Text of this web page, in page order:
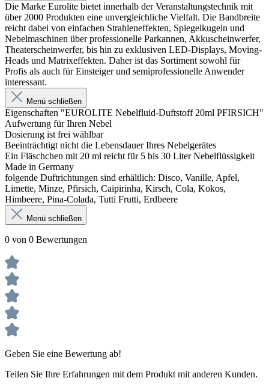
Die Marke Eurolite bietet innerhalb der Veranstaltungstechnik mit
über 2000 Produkten eine unvergleichliche Vielfalt. Die Bandbreite
reicht dabei von einfachen Strahleneffekten, Spiegelkugeln und
Nebelmaschinen über professionelle Parkannen, Akkuscheinwerfer,
Theaterscheinwerfer, bis hin zu exklusiven LED-Displays, Moving-
Heads und Matrixeffekten. Daher ist das Sortiment sowohl für
Profis als auch für Einsteiger und semiprofessionelle Anwender
interessant.
Menü schließen
Eigenschaften "EUROLITE Nebelfluid-Duftstoff 20ml PFIRSICH"
Aufwertung für Ihren Nebel
Dosierung ist frei wählbar
Beeinträchtigt nicht die Lebensdauer Ihres Nebelgerätes
Ein Fläschchen mit 20 ml reicht für 5 bis 30 Liter Nebelflüssigkeit
Made in Germany
folgende Duftrichtungen sind erhältlich: Disco, Vanille, Apfel,
Limette, Minze, Pfirsich, Caipirinha, Kirsch, Cola, Kokos,
Himbeere, Pina-Colada, Tutti Frutti, Erdbeere
Menü schließen
0 von 0 Bewertungen
Geben Sie eine Bewertung ab!
Teilen Sie Ihre Erfahrungen mit dem Produkt mit anderen Kunden.